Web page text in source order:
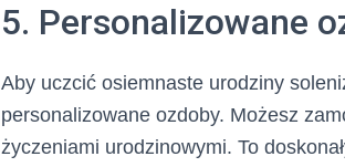
5. Personalizowane
Aby uczcić osiemnaste urodziny
personalizowane ozdoby. Możesz
życzeniami urodzinowymi. To